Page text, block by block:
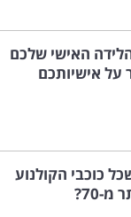
האישי שלכם
על אישיותכם
כוכבי הקולנוע
70?